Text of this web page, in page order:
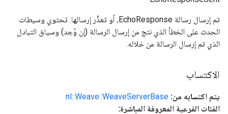
تم إرسال رسالة EchoResponse، أو تعذَّر إرسالها. تحتوي وسيطات
الحدث على الخطأ الذي نتج من إرسال الرسالة (إن وُجد) وسياق التبادل
الذي تم إرسال الرسالة من خلاله.
الاكتساب
يتم اكتسابه من: nl::Weave::WeaveServerBase
الفئات الفرعية المعروفة المباشرة: